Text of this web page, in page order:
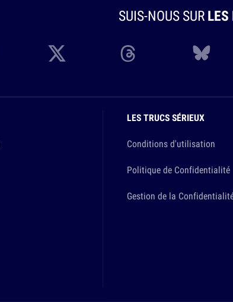
SUIS-NOUS SURLES
LES TRUCS SÉRIEUX
Conditions d'utilisation
Politique de Confidentialité
Gestion de la